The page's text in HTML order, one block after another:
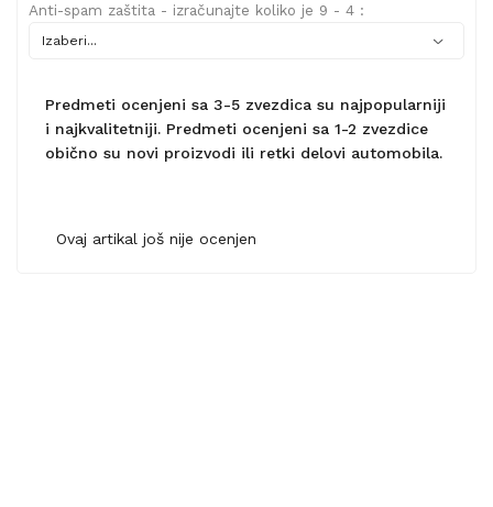
Anti-spam zaštita - izračunajte koliko je 9 - 4 :
Predmeti ocenjeni sa 3-5 zvezdica su najpopularniji
i najkvalitetniji. Predmeti ocenjeni sa 1-2 zvezdice
obično su novi proizvodi ili retki delovi automobila.
Ovaj artikal još nije ocenjen